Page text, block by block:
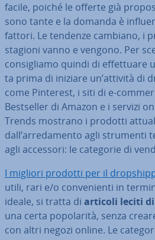
facile, poiché le offerte già
sono tante e la domanda è
fattori. Le tendenze cambiano, i
stagioni vanno e vengono. Per
con­si­glia­mo quindi di ef­fet­tua­re
ta prima di iniziare un’attività di
come Pinterest, i siti di e-
Bestsel­ler di Amazon e i servizi
Trends mostrano i prodotti
dall’ar­re­da­men­to agli strumenti
agli accessori: le categorie di
I migliori prodotti per il
utili, rari e/o con­ve­nien­ti in
ideale, si tratta di articoli leciti
una certa po­po­la­ri­tà, senza
con altri negozi online. Le